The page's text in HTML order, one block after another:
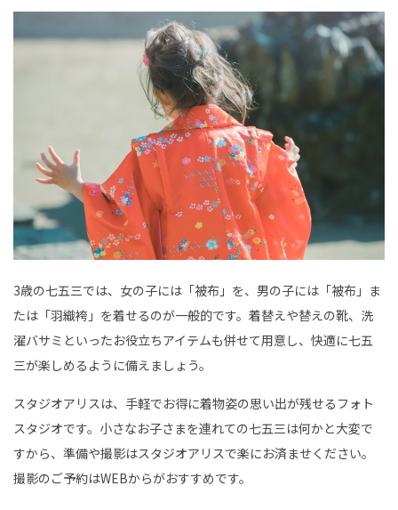
3歳の七五三では、女の子には「被布」を、男の子には「被布」ま
たは「羽織袴」を着せるのが一般的です。着替えや替えの靴、洗
濯バサミといったお役立ちアイテムも併せて用意し、快適に七五
三が楽しめるように備えましょう。
スタジオアリスは、手軽でお得に着物姿の思い出が残せるフォト
スタジオです。小さなお子さまを連れての七五三は何かと大変で
すから、準備や撮影はスタジオアリスで楽にお済ませください。
撮影のご予約はWEBからがおすすめです。